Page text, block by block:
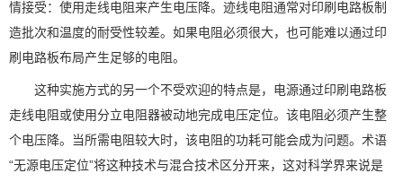
情接受：使用走线电阻来产生电压降。迹线电阻通常对印刷电路板制
造批次和温度的耐受性较差。如果电阻必须很大，也可能难以通过印
刷电路板布局产生足够的电阻。
这种实施方式的另一个不受欢迎的特点是，电源通过印刷电路板
走线电阻或使用分立电阻器被动地完成电压定位。该电阻必须产生整
个电压降。当所需电阻较大时，该电阻的功耗可能会成为问题。术语
“无源电压定位”将这种技术与混合技术区分开来，这对科学界来说是